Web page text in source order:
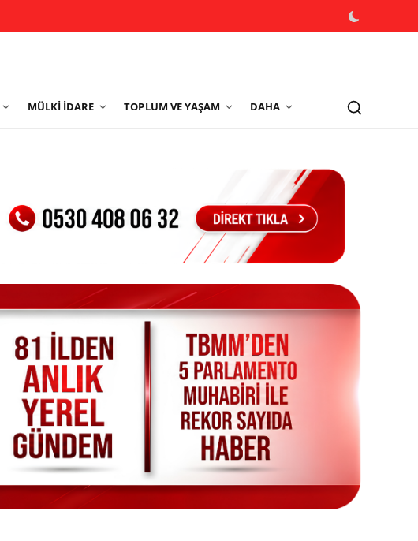
MÜLKI İDARE TOPLUM VE YAŞAM DAHA